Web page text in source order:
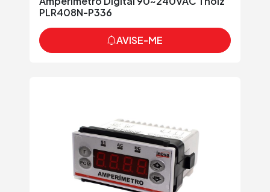
PLR408N-P336
AVISE-ME